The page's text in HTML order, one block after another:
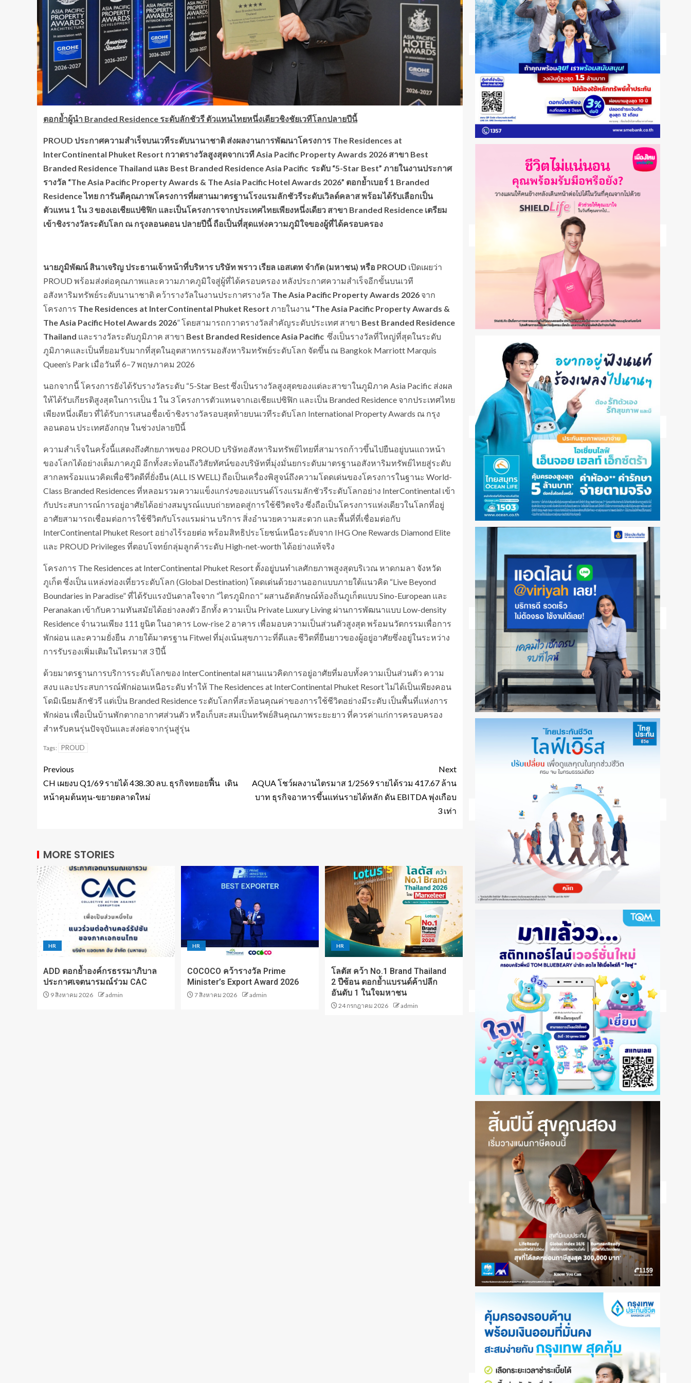
ตอกย้ำผู้นำ Branded Residence ระดับลักชัวรี ตัวแทนไทยหนึ่งเดียวชิงชัยเวทีโลกปลายปีนี้
PROUD ประกาศความสำเร็จบนเวทีระดับนานาชาติ ส่งผลงานการพัฒนาโครงการ The Residences at
InterContinental Phuket Resort กวาดรางวัลสูงสุดจากเวที Asia Pacific Property Awards 2026 สาขา Best
Branded Residence Thailand และ Best Branded Residence Asia Pacific ระดับ “5-Star Best” ภายในงานประกาศ
รางวัล “The Asia Pacific Property Awards & The Asia Pacific Hotel Awards 2026” ตอกย้ำเบอร์ 1 Branded
Residence ไทย การันตีคุณภาพโครงการที่ผสานมาตรฐานโรงแรมลักชัวรีระดับเวิลด์คลาส พร้อมได้รับเลือกเป็น
ตัวแทน 1 ใน 3 ของเอเชียแปซิฟิก และเป็นโครงการจากประเทศไทยเพียงหนึ่งเดียว สาขา Branded Residence เตรียม
เข้าชิงรางวัลระดับโลก ณ กรุงลอนดอน ปลายปีนี้ ถือเป็นที่สุดแห่งความภูมิใจของผู้ที่ได้ครอบครอง
นายภูมิพัฒน์ สินาเจริญ ประธานเจ้าหน้าที่บริหาร บริษัท พราว เรียล เอสเตท จำกัด (มหาชน) หรือ PROUD เปิดเผยว่า
PROUD พร้อมส่งต่อคุณภาพและความภาคภูมิใจสู่ผู้ที่ได้ครอบครอง หลังประกาศความสำเร็จอีกขั้นบนเวที
อสังหาริมทรัพย์ระดับนานาชาติ คว้ารางวัลในงานประกาศรางวัล The Asia Pacific Property Awards 2026 จาก
โครงการ The Residences at InterContinental Phuket Resort ภายในงาน “The Asia Pacific Property Awards &
The Asia Pacific Hotel Awards 2026” โดยสามารถกวาดรางวัลสำคัญระดับประเทศ สาขา Best Branded Residence
Thailand และรางวัลระดับภูมิภาค สาขา Best Branded Residence Asia Pacific ซึ่งเป็นรางวัลที่ใหญ่ที่สุดในระดับ
ภูมิภาคและเป็นที่ยอมรับมากที่สุดในอุตสาหกรรมอสังหาริมทรัพย์ระดับโลก จัดขึ้น ณ Bangkok Marriott Marquis
Queen’s Park เมื่อวันที่ 6–7 พฤษภาคม 2026
นอกจากนี้ โครงการยังได้รับรางวัลระดับ “5-Star Best ซึ่งเป็นรางวัลสูงสุดของแต่ละสาขาในภูมิภาค Asia Pacific ส่งผล
ให้ได้รับเกียรติสูงสุดในการเป็น 1 ใน 3 โครงการตัวแทนจากเอเชียแปซิฟิก และเป็น Branded Residence จากประเทศไทย
เพียงหนึ่งเดียว ที่ได้รับการเสนอชื่อเข้าชิงรางวัลรอบสุดท้ายบนเวทีระดับโลก International Property Awards ณ กรุง
ลอนดอน ประเทศอังกฤษ ในช่วงปลายปีนี้
ความสำเร็จในครั้งนี้แสดงถึงศักยภาพของ PROUD บริษัทอสังหาริมทรัพย์ไทยที่สามารถก้าวขึ้นไปยืนอยู่บนแถวหน้า
ของโลกได้อย่างเต็มภาคภูมิ อีกทั้งสะท้อนถึงวิสัยทัศน์ของบริษัทที่มุ่งมั่นยกระดับมาตรฐานอสังหาริมทรัพย์ไทยสู่ระดับ
สากลพร้อมแนวคิดเพื่อชีวิตดีที่ยั่งยืน (ALL IS WELL) ถือเป็นเครื่องพิสูจน์ถึงความโดดเด่นของโครงการในฐานะ World-
Class Branded Residences ที่หลอมรวมความแข็งแกร่งของแบรนด์โรงแรมลักชัวรีระดับโลกอย่าง InterContinental เข้า
กับประสบการณ์การอยู่อาศัยได้อย่างสมบูรณ์แบบถ่ายทอดสู่การใช้ชีวิตจริง ซึ่งถือเป็นโครงการแห่งเดียวในโลกที่อยู่
อาศัยสามารถเชื่อมต่อการใช้ชีวิตกับโรงแรมผ่าน บริการ สิ่งอำนวยความสะดวก และพื้นที่ที่เชื่อมต่อกับ
InterContinental Phuket Resort อย่างไร้รอยต่อ พร้อมสิทธิประโยชน์เหนือระดับจาก IHG One Rewards Diamond Elite
และ PROUD Privileges ที่ตอบโจทย์กลุ่มลูกค้าระดับ High-net-worth ได้อย่างแท้จริง
โครงการ The Residences at InterContinental Phuket Resort ตั้งอยู่บนทำเลศักยภาพสูงสุดบริเวณ หาดกมลา จังหวัด
ภูเก็ต ซึ่งเป็น แหล่งท่องเที่ยวระดับโลก (Global Destination) โดดเด่นด้วยงานออกแบบภายใต้แนวคิด “Live Beyond
Boundaries in Paradise” ที่ได้รับแรงบันดาลใจจาก “ไตรภูมิกถา” ผสานอัตลักษณ์ท้องถิ่นภูเก็ตแบบ Sino-European และ
Peranakan เข้ากับความทันสมัยได้อย่างลงตัว อีกทั้ง ความเป็น Private Luxury Living ผ่านการพัฒนาแบบ Low-density
Residence จำนวนเพียง 111 ยูนิต ในอาคาร Low-rise 2 อาคาร เพื่อมอบความเป็นส่วนตัวสูงสุด พร้อมนวัตกรรมเพื่อการ
พักผ่อน และความยั่งยืน ภายใต้มาตรฐาน Fitwel ที่มุ่งเน้นสุขภาวะที่ดีและชีวิตที่ยืนยาวของผู้อยู่อาศัยซึ่งอยู่ในระหว่าง
การรับรองเพิ่มเติมในไตรมาส 3 ปีนี้
ด้วยมาตรฐานการบริการระดับโลกของ InterContinental ผสานแนวคิดการอยู่อาศัยที่มอบทั้งความเป็นส่วนตัว ความ
สงบ และประสบการณ์พักผ่อนเหนือระดับ ทำให้ The Residences at InterContinental Phuket Resort ไม่ได้เป็นเพียงคอน
โดมิเนียมลักชัวรี แต่เป็น Branded Residence ระดับโลกที่สะท้อนคุณค่าของการใช้ชีวิตอย่างมีระดับ เป็นพื้นที่แห่งการ
พักผ่อน เพื่อเป็นบ้านพักตากอากาศส่วนตัว หรือเก็บสะสมเป็นทรัพย์สินคุณภาพระยะยาว ที่ควรค่าแก่การครอบครอง
สำหรับคนรุ่นปัจจุบันและส่งต่อจากรุ่นสู่รุ่น
Tags: PROUD
Previous
CH เผยงบ Q1/69 รายได้ 438.30 ลบ. ธุรกิจทยอยฟื้น เดิน
หน้าคุมต้นทุน-ขยายตลาดใหม่
Next
AQUA โชว์ผลงานไตรมาส 1/2569 รายได้รวม 417.67 ล้าน
บาท ธุรกิจอาหารขึ้นแท่นรายได้หลัก ดัน EBITDA พุ่งเกือบ
3 เท่า
MORE STORIES
HR
ADD ตอกย้ำองค์กรธรรมาภิบาล
ประกาศเจตนารมณ์ร่วม CAC
9 สิงหาคม 2026 admin
HR
COCOCO คว้ารางวัล Prime
Minister’s Export Award 2026
7 สิงหาคม 2026 admin
HR
โลตัส คว้า No.1 Brand Thailand
2 ปีซ้อน ตอกย้ำแบรนด์ค้าปลีก
อันดับ 1 ในใจมหาชน
24 กรกฎาคม 2026 admin